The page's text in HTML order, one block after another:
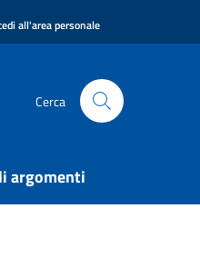
all'area personale
Cerca
argomenti